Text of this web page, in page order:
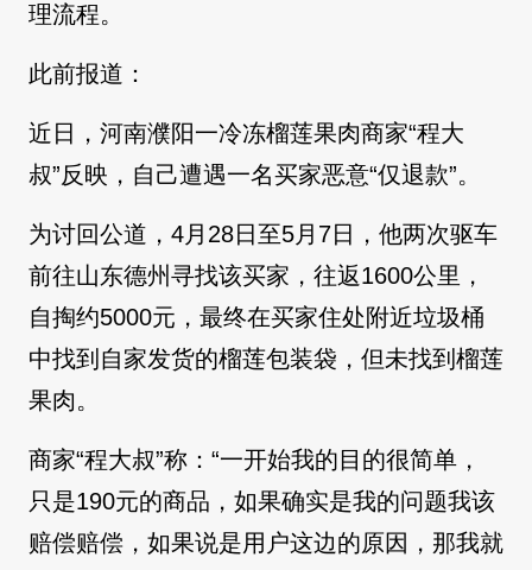
理流程。
此前报道：
近日，河南濮阳一冷冻榴莲果肉商家“程大
叔”反映，自己遭遇一名买家恶意“仅退款”。
为讨回公道，4月28日至5月7日，他两次驱车
前往山东德州寻找该买家，往返1600公里，
自掏约5000元，最终在买家住处附近垃圾桶
中找到自家发货的榴莲包装袋，但未找到榴莲
果肉。
商家“程大叔”称：“一开始我的目的很简单，
只是190元的商品，如果确实是我的问题我该
赔偿赔偿，如果说是用户这边的原因，那我就